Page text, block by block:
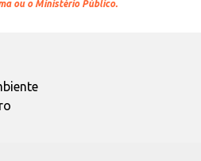
ou o Ministério Público.